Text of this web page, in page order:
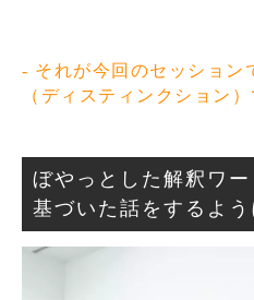
- それが今回のセッション
（ディスティンクション
ぼやっとした解釈ワ
基づいた話をするよ